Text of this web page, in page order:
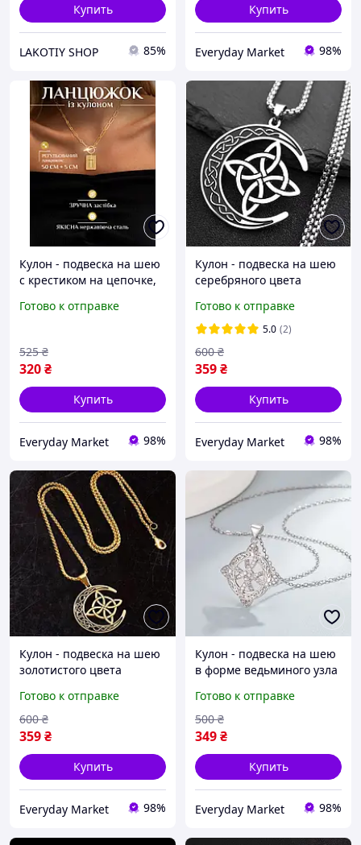
Купить
LAKOTIY SHOP 85%
Купить
Everyday Market 98%
Кулон - подвеска на шею
с крестиком на цепочке,
Готово к отправке
320₴
525 ₴
Купить
Everyday Market 98%
Кулон - подвеска на шею
серебряного цвета
Готово к отправке
5.0 (2)
359₴
600 ₴
Купить
Everyday Market 98%
Кулон - подвеска на шею
золотистого цвета
Готово к отправке
359₴
600 ₴
Купить
Everyday Market 98%
Кулон - подвеска на шею
в форме ведьминого узла
Готово к отправке
349₴
500 ₴
Купить
Everyday Market 98%